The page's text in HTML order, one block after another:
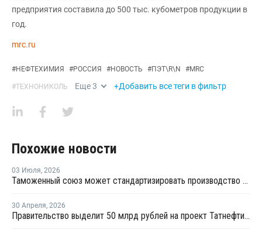
предприятия составила до 500 тыс. кубометров продукции в
год.
mrc.ru
#НЕФТЕХИМИЯ #РОССИЯ #НОВОСТЬ #ПЭТ\R\N #MRC
#ТЕХНОНИКОЛЬ Еще3 +Добавить все теги в фильтр
Похожие новости
03 Июля, 2026
Таможенный союз может стандартизировать производство ПЭТ-тары по примеру России
30 Апреля, 2026
Правительство выделит 50 млрд рублей на проект Татнефти по производству ПЭТ